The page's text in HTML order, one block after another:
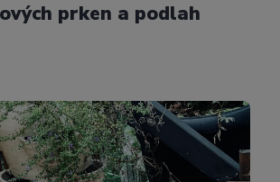
prken a podlah